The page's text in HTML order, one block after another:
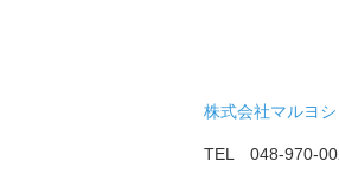
株式会社マルヨシ
TEL 048-970-